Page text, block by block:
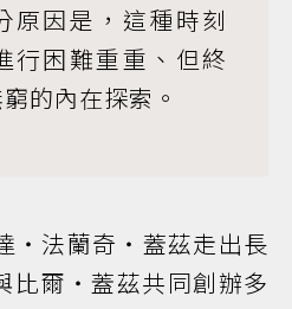
原因是，這種時刻
行困難重重、但終
的內在探索。
・法蘭奇・蓋茲走出長
比爾・蓋茲共同創辦多